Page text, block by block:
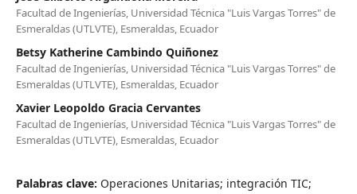
Facultad de Ingenierías, Universidad Técnica "Luis Vargas Torres" de
Esmeraldas (UTLVTE), Esmeraldas, Ecuador
Betsy Katherine Cambindo Quiñonez
Facultad de Ingenierías, Universidad Técnica "Luis Vargas Torres" de
Esmeraldas (UTLVTE), Esmeraldas, Ecuador
Xavier Leopoldo Gracia Cervantes
Facultad de Ingenierías, Universidad Técnica "Luis Vargas Torres" de
Esmeraldas (UTLVTE), Esmeraldas, Ecuador
Palabras clave: Operaciones Unitarias; integración TIC;